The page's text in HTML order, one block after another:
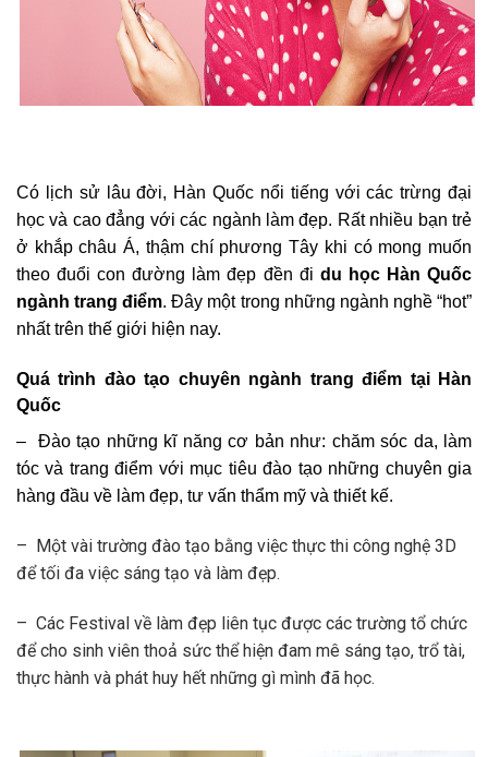
Có lịch sử lâu đời, Hàn Quốc nổi tiếng với các trừng đại
học và cao đẳng với các ngành làm đẹp. Rất nhiều bạn trẻ
ở khắp châu Á, thậm chí phương Tây khi có mong muốn
theo đuổi con đường làm đẹp đền đi du học Hàn Quốc
ngành trang điểm. Đây một trong những ngành nghề “hot”
nhất trên thế giới hiện nay.
Quá trình đào tạo chuyên ngành trang điểm tại Hàn
Quốc
– Đào tạo những kĩ năng cơ bản như: chăm sóc da, làm
tóc và trang điểm với mục tiêu đào tạo những chuyên gia
hàng đầu về làm đẹp, tư vấn thẩm mỹ và thiết kế.
– Một vài trường đào tạo bằng việc thực thi công nghệ 3D
để tối đa việc sáng tạo và làm đẹp.
– Các Festival về làm đẹp liên tục được các trường tổ chức
để cho sinh viên thoả sức thể hiện đam mê sáng tạo, trổ tài,
thực hành và phát huy hết những gì mình đã học.